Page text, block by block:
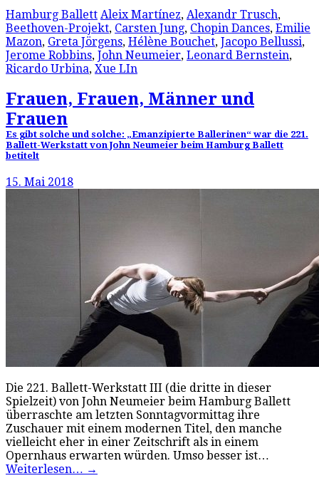
Hamburg Ballett Aleix Martínez, Alexandr Trusch,
Beethoven-Projekt, Carsten Jung, Chopin Dances, Emilie
Mazon, Greta Jörgens, Hélène Bouchet, Jacopo Bellussi,
Jerome Robbins, John Neumeier, Leonard Bernstein,
Ricardo Urbina, Xue LIn
Frauen, Frauen, Männer und
Frauen
Es gibt solche und solche: „Emanzipierte Ballerinen“ war die 221.
Ballett-Werkstatt von John Neumeier beim Hamburg Ballett
betitelt
15. Mai 2018
Die 221. Ballett-Werkstatt III (die dritte in dieser
Spielzeit) von John Neumeier beim Hamburg Ballett
überraschte am letzten Sonntagvormittag ihre
Zuschauer mit einem modernen Titel, den manche
vielleicht eher in einer Zeitschrift als in einem
Opernhaus erwarten würden. Umso besser ist…
Weiterlesen… →